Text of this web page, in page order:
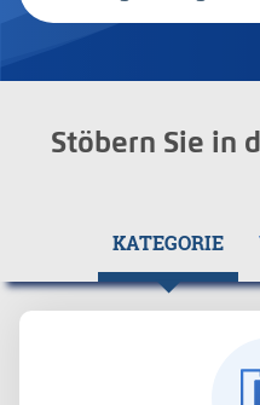
Stöbern Sie in
KATEGORIE